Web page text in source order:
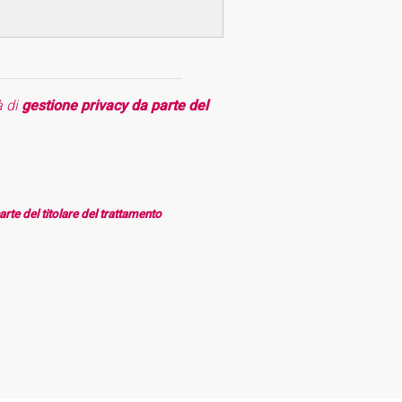
di gestione privacy da parte del
del titolare del trattamento